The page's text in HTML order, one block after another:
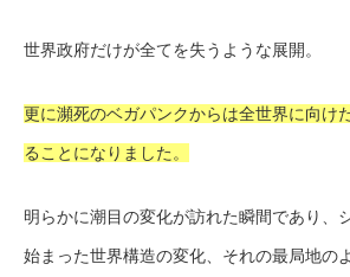
世界政府だけが全てを失うような展開。
更に瀕死のベガパンクからは全世界に向け
ることになりました。
明らかに潮目の変化が訪れた瞬間であり、
始まった世界構造の変化、それの最局地の